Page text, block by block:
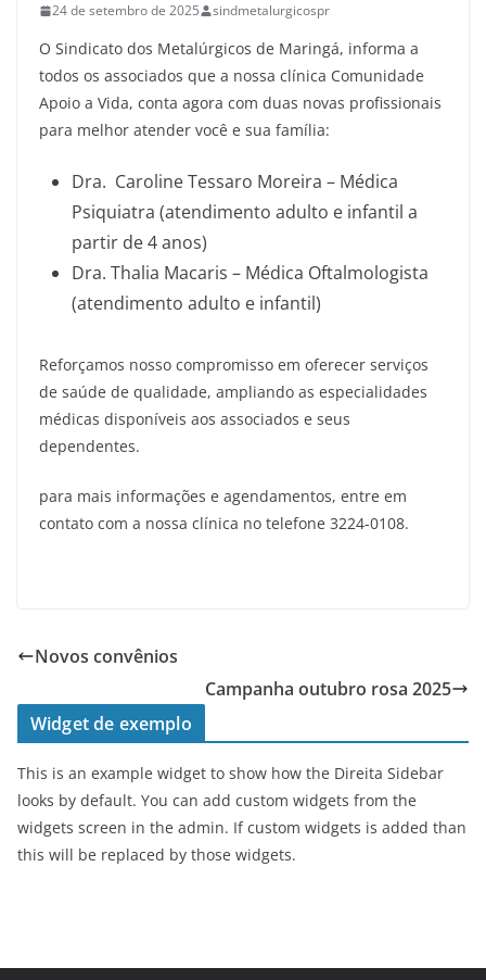
24 de setembro de 2025 sindmetalurgicospr
O Sindicato dos Metalúrgicos de Maringá, informa a
todos os associados que a nossa clínica Comunidade
Apoio a Vida, conta agora com duas novas profissionais
para melhor atender você e sua família:
Dra. Caroline Tessaro Moreira – Médica
Psiquiatra (atendimento adulto e infantil a
partir de 4 anos)
Dra. Thalia Macaris – Médica Oftalmologista
(atendimento adulto e infantil)
Reforçamos nosso compromisso em oferecer serviços
de saúde de qualidade, ampliando as especialidades
médicas disponíveis aos associados e seus
dependentes.
para mais informações e agendamentos, entre em
contato com a nossa clínica no telefone 3224-0108.
Novos convênios
Campanha outubro rosa 2025
Widget de exemplo
This is an example widget to show how the Direita Sidebar
looks by default. You can add custom widgets from the
widgets screen in the admin. If custom widgets is added than
this will be replaced by those widgets.